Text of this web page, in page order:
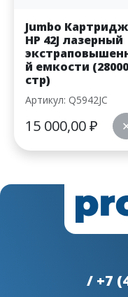
Jumbo Картридж
HP 42J лазерный
й емкости (28000
стр)
Артикул: Q5942JC
15 000,00₽
/ +7